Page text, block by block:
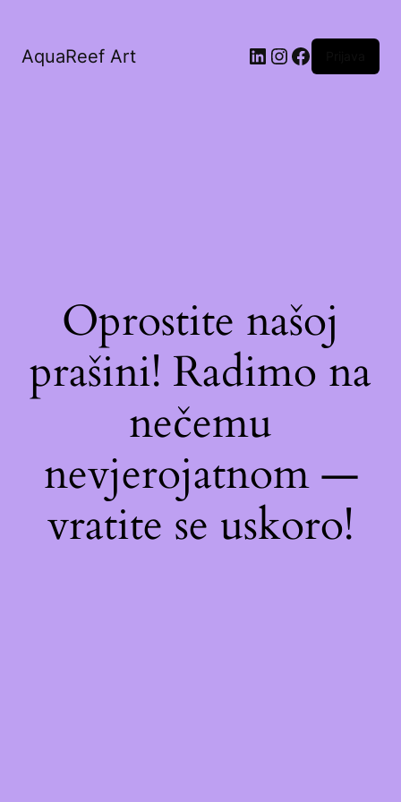
AquaReef Art
Oprostite našoj
prašini! Radimo na
nečemu
nevjerojatnom —
vratite se uskoro!